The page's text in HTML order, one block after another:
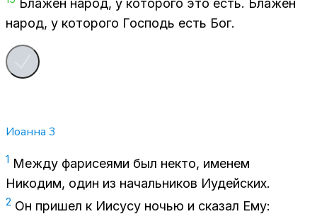
Бла­жен на­род, у ко­то­ро­го это есть. Бла­жен
на­род, у ко­то­ро­го Гос­подь есть Бог.
Иоанна 3
1 Меж­ду фа­ри­се­я­ми был некто, име­нем
Ни­ко­дим, один из на­чаль­ни­ков Иудей­ских.
2 Он при­шел к Иису­су но­чью и ска­зал Ему: